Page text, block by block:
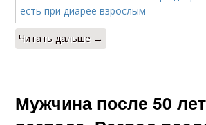
Читать дальше →
Мужчина после 50